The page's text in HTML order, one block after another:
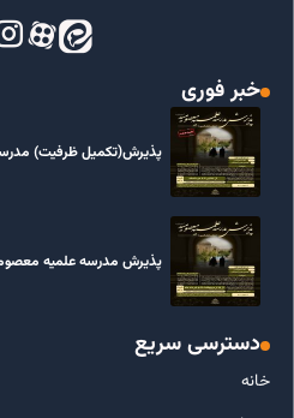
خبر فوری
پذیرش(تکمیل ظرفیت)
پذیرش مدرسه علمیه
دسترسی سریع
خانه